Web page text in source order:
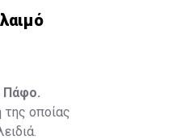
Πάφο.
οποίας